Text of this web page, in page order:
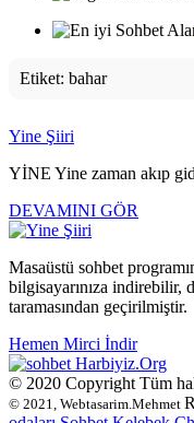
Etiket: bahar
Yine Şiiri
YİNE Yine zaman akıp
DEVAMINI GÖR
Masaüstü sohbet
bilgisayarınıza indirebilir,
taramasından geçirilmiştir.
Hemen Mirci İndir
Harbiyiz.Org
© 2020 Copyright Tüm
© 2021, Webtasarim.Mehmet